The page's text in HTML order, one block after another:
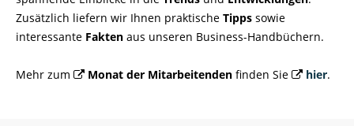
Zusätzlich liefern wir Ihnen praktische Tipps sowie
interessante Fakten aus unseren Business-Handbüchern.
Mehr zum Monat der Mitarbeitenden finden Sie hier.